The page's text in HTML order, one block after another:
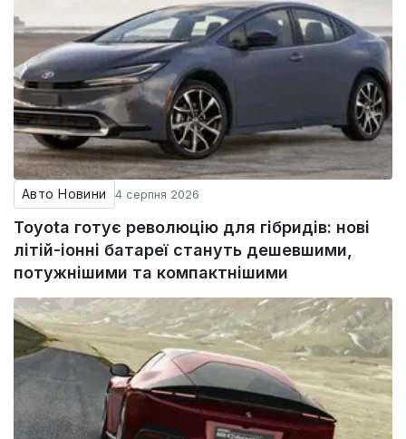
Авто Новини 4 серпня 2026
Toyota готує революцію для гібридів: нові
літій-іонні батареї стануть дешевшими,
потужнішими та компактнішими